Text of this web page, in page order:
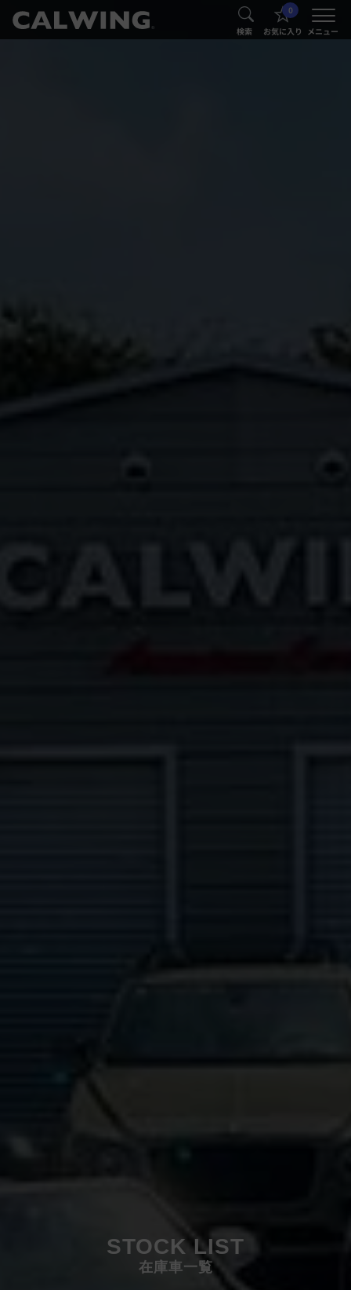
® 検索
0
お気に入り メニュー
®
STOCK LIST
在庫車一覧